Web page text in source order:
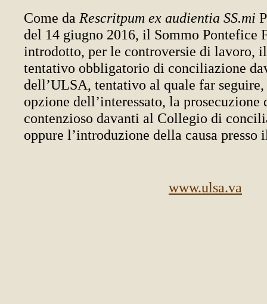
Come da Rescritpum ex audientia SS.mi
del 14 giugno 2016, il Sommo Pontefice
introdotto, per le controversie di lavoro,
tentativo obbligatorio di conciliazione
dell’ULSA, tentativo al quale far seguire,
opzione dell’interessato, la
contenzioso davanti al Collegio di
oppure l’introduzione della causa
www.ulsa.va